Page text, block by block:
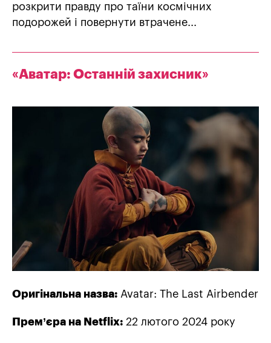
розкрити правду про таїни космічних
подорожей і повернути втрачене...
«Аватар: Останній захисник»
Оригінальна назва: Avatar: The Last Airbender
Прем’єра на Netflix: 22 лютого 2024 року